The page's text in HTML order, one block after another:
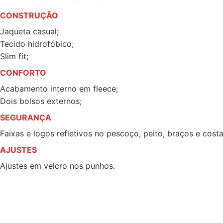
CONSTRUÇÃO
Jaqueta casual;
Tecido hidrofóbico;
Slim fit;
CONFORTO
Acabamento interno em fleece;
Dois bolsos externos;
SEGURANÇA
Faixas e logos refletivos no pescoço, peito, braços e
AJUSTES
Ajustes em velcro nos punhos.